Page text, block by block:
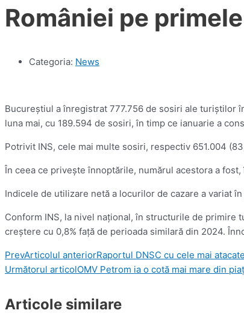
României pe
Categoria: News
Bucureştiul a înregistrat 777.756 de sosiri ale turiştilor
luna mai, cu 189.594 de sosiri, în timp ce ianuarie a
Potrivit INS, cele mai multe sosiri, respectiv 651.004
În ceea ce priveşte înnoptările, numărul acestora a
Indicele de utilizare netă a locurilor de cazare a variat
Conform INS, la nivel naţional, în structurile de primire
creştere cu 0,8% faţă de perioada similară din 2024.
PrevArticolul anteriorRaportul DNSC cu cele mai
Următorul articolOMV Petrom ia o cotă mai mare din
Articole similare